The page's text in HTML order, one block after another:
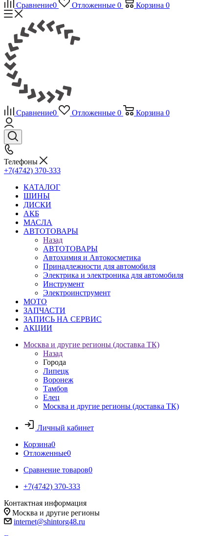
Сравнение0 Отложенные 0 Корзина 0
Сравнение0 Отложенные 0 Корзина 0
Телефоны
+7(4742) 370-333
КАТАЛОГ
ШИНЫ
ДИСКИ
АКБ
МАСЛА
АВТОТОВАРЫ
Назад
АВТОТОВАРЫ
Автохимия и Автокосметика
Принадлежности для автомобиля
Электрика и электроника для автомобиля
Инструмент
Электроинструмент
МОТО
ЗАПЧАСТИ
ЗАПИСЬ НА СЕРВИС
АКЦИИ
Москва и другие регионы (доставка ТК)
Назад
Города
Липецк
Воронеж
Тамбов
Елец
Москва и другие регионы (доставка ТК)
Личный кабинет
Корзина0
Отложенные0
Сравнение товаров0
+7(4742) 370-333
Контактная информация
Москва и другие регионы
internet@shintorg48.ru